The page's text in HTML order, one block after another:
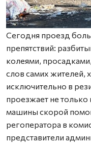
Сегодня проезд
препятствий:
колеями,
слов самих жителей,
исключительно в
проезжает не только
машины скорой
регоператора в
представители